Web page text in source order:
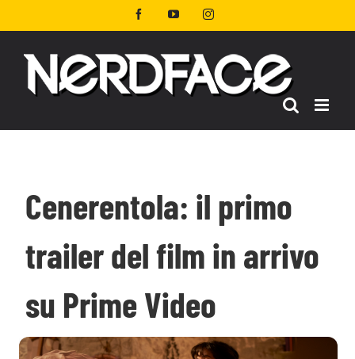
al
FacebookYouTubeInstagram
Cenerentola: il primo
trailer del film in arrivo
su Prime Video